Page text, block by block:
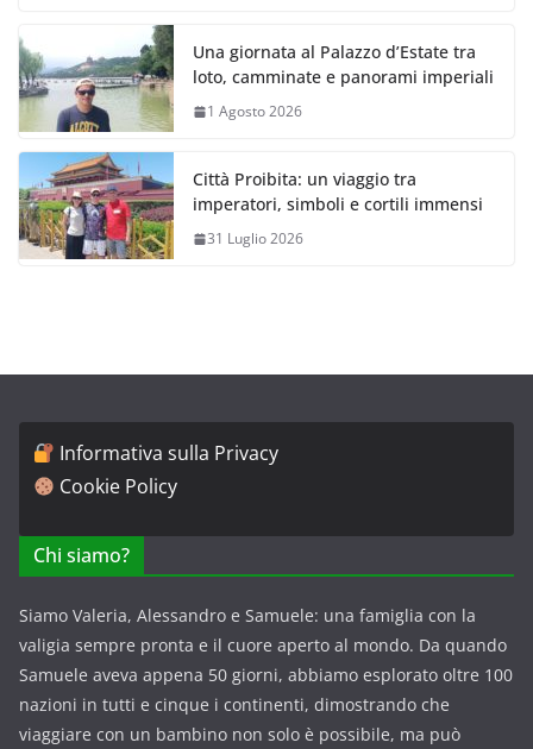
Una giornata al Palazzo d’Estate tra
loto, camminate e panorami imperiali
1 Agosto 2026
Città Proibita: un viaggio tra
imperatori, simboli e cortili immensi
31 Luglio 2026
Informativa sulla Privacy
Cookie Policy
Chi siamo?
Siamo Valeria, Alessandro e Samuele: una famiglia con la
valigia sempre pronta e il cuore aperto al mondo. Da quando
Samuele aveva appena 50 giorni, abbiamo esplorato oltre 100
nazioni in tutti e cinque i continenti, dimostrando che
viaggiare con un bambino non solo è possibile, ma può